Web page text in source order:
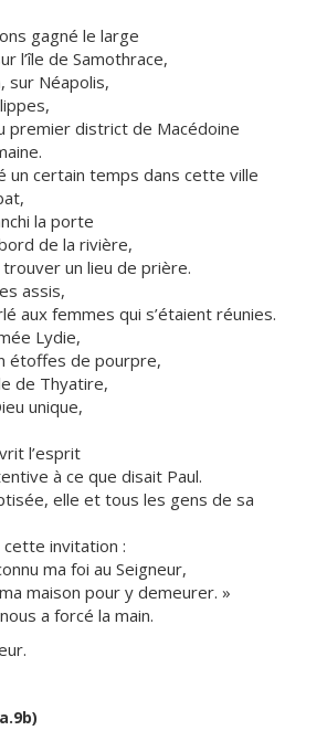
gagné le large
l’île de Samothrace,
sur Néapolis,
premier district de Macédoine
un certain temps dans cette ville
la porte
de la rivière,
un lieu de prière.
assis,
aux femmes qui s’étaient réunies.
Lydie,
étoffes de pourpre,
de Thyatire,
unique,
l’esprit
à ce que disait Paul.
elle et tous les gens de sa
invitation :
ma foi au Seigneur,
maison pour y demeurer. »
a forcé la main.